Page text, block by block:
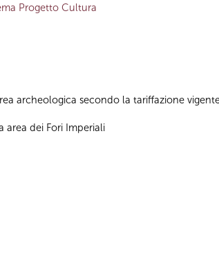
Progetto Cultura
archeologica secondo la tariffazione
area dei Fori Imperiali